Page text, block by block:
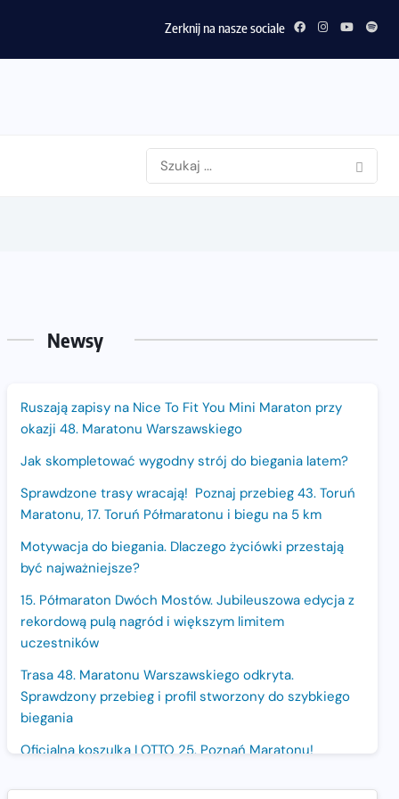
Zerknij na nasze sociale
Newsy
Ruszają zapisy na Nice To Fit You Mini Maraton przy
okazji 48. Maratonu Warszawskiego
Jak skompletować wygodny strój do biegania latem?
Sprawdzone trasy wracają! Poznaj przebieg 43. Toruń
Maratonu, 17. Toruń Półmaratonu i biegu na 5 km
Motywacja do biegania. Dlaczego życiówki przestają
być najważniejsze?
15. Półmaraton Dwóch Mostów. Jubileuszowa edycja z
rekordową pulą nagród i większym limitem
uczestników
Trasa 48. Maratonu Warszawskiego odkryta.
Sprawdzony przebieg i profil stworzony do szybkiego
biegania
Oficjalna koszulka LOTTO 25. Poznań Maratonu!